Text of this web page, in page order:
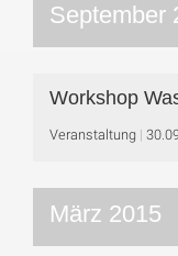
September
Workshop
Veranstaltung
März 2015